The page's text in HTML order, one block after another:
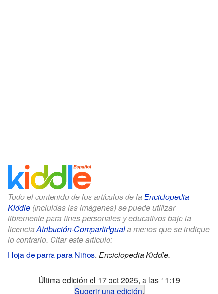
Todo el contenido de los artículos de la Enciclopedia
Kiddle (incluidas las imágenes) se puede utilizar
libremente para fines personales y educativos bajo la
licenciaAtribución-CompartirIguala menos que se indique
lo contrario. Citar este artículo:
Hoja de parra para Niños. Enciclopedia Kiddle.
Última edición el 17 oct 2025, a las 11:19
Sugerir una edición.